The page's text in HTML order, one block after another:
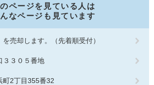
ページを見ている人は
なページも見ています
売却します。（先着順受付）
３３０５番地
町2丁目355番32